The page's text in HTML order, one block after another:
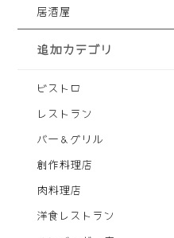
居酒屋
追加カテゴリ
ビストロ
レストラン
バー＆グリル
創作料理店
肉料理店
洋食レストラン